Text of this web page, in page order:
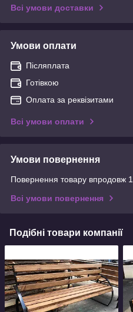
Всі умови доставки
Умови оплати
Післяплата
Готівкою
Оплата за реквізитами
Всі умови оплати
Умови повернення
Повернення товару впродовж
Всі умови повернення
Подібні товари компанії